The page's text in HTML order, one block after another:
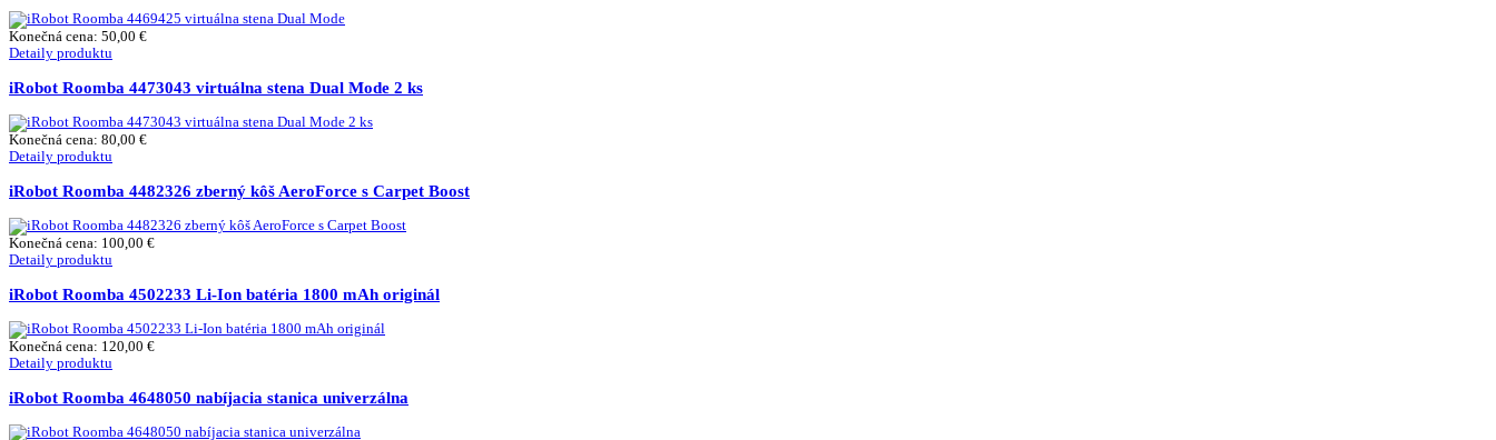
Konečná cena: 50,00 €
Detaily produktu
iRobot Roomba 4473043 virtuálna stena Dual Mode 2 ks
Konečná cena: 80,00 €
Detaily produktu
iRobot Roomba 4482326 zberný kôš AeroForce s Carpet Boost
Konečná cena: 100,00 €
Detaily produktu
iRobot Roomba 4502233 Li-Ion batéria 1800 mAh originál
Konečná cena: 120,00 €
Detaily produktu
iRobot Roomba 4648050 nabíjacia stanica univerzálna